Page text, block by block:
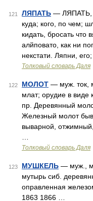
121 ЛЯПАТЬ — ЛЯПАТЬ,
куда; кого, по чем;
кидать, бросать что
алйповато, как ни
некстати. Ляпни,
Толковый словарь Даля
122 МОЛОТ — муж. ток,
млат; орудие в виде
пр. Деревянный
Железный молот
выварной,
Толковый словарь Даля
123 МУШКЕЛЬ — муж.,
мутырь сиб.
оправленная
1863 1866 …